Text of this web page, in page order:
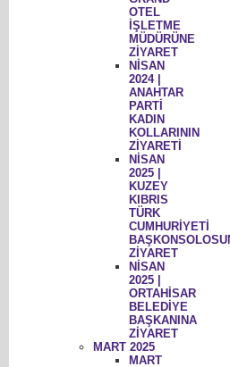
OTEL
İŞLETME
MÜDÜRÜNE
ZİYARET
NİSAN
2024 |
ANAHTAR
PARTİ
KADIN
KOLLARININ
ZİYARETİ
NİSAN
2025 |
KUZEY
KIBRIS
TÜRK
CUMHURİYETİ
ZİYARET
NİSAN
2025 |
ORTAHİSAR
BELEDİYE
BAŞKANINA
ZİYARET
MART 2025
MART